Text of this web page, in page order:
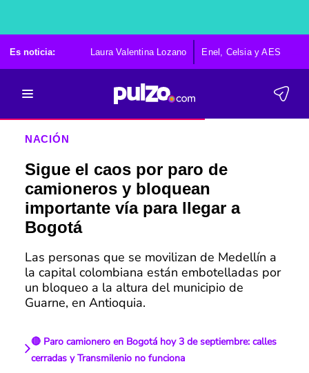
Es noticia: Laura Valentina Lozano Enel, Celsia y AES
NACIÓN
Sigue el caos por paro de
camioneros y bloquean
importante vía para llegar a
Bogotá
Las personas que se movilizan de Medellín a
la capital colombiana están embotelladas por
un bloqueo a la altura del municipio de
Guarne, en Antioquia.
🔴 Paro camionero en Bogotá hoy 3 de septiembre: calles
cerradas y Transmilenio no funciona